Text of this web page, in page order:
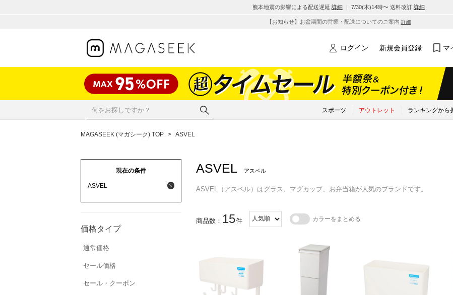
熊本地震の影響による配送遅延 詳細 ｜ 7/30(木)14時〜 送料改訂 詳細
【お知らせ】お盆期間の営業・配送についてのご案内 詳細
ログイン 新規会員登録 マ
スポーツ アウトレット ランキングから
MAGASEEK (マガシーク) TOP > ASVEL
現在の条件
ASVEL
価格タイプ
通常価格
セール価格
セール・クーポン
ASVEL アスベル
ASVEL（アスベル）はグラス、マグカップ、お弁当箱が人気のブランドです。
商品数： 15件 カラーをまとめる